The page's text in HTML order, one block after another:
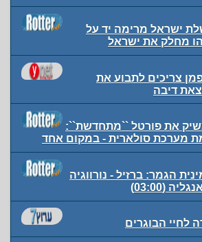
ישראל מרימה יד על
מחלק את ישראל
צריכים לתבוע את
דיבה
את פורטל ``מתחדשת``:
מערכת סולארית - במקום אחד
2026-שמינית הגמר: ברזיל - נורווגיה
לחיי הבוגרים